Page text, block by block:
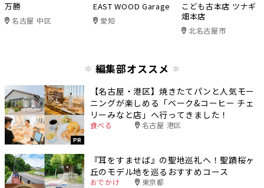
万勝
名古屋 中区
EAST WOOD Garage
愛知
こども古本店 ツナギ
畑本店
北名古屋市
編集部オススメ
PR
【名古屋・港区】焼きたてパンと人気モー
ニングが楽しめる「ベーク&コーヒー チェ
リーみなと店」へ行ってきました！
食べる 名古屋 港区
『耳をすませば』の聖地巡礼へ！聖蹟桜ヶ
丘のモデル地を巡るおすすめコース
おでかけ 東京都